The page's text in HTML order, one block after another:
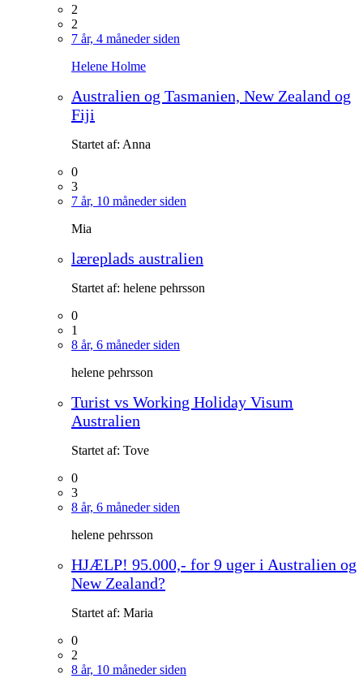
2
2
7 år, 4 måneder siden
Helene Holme
Australien og Tasmanien, New Zealand og
Fiji
Startet af: Anna
0
3
7 år, 10 måneder siden
Mia
læreplads australien
Startet af: helene pehrsson
0
1
8 år, 6 måneder siden
helene pehrsson
Turist vs Working Holiday Visum
Australien
Startet af: Tove
0
3
8 år, 6 måneder siden
helene pehrsson
HJÆLP! 95.000,- for 9 uger i Australien og
New Zealand?
Startet af: Maria
0
2
8 år, 10 måneder siden